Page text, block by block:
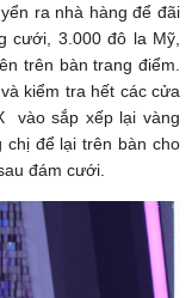
ra nhà hàng để đãi
cưới, 3.000 đô la Mỹ,
trên bàn trang điểm.
kiểm tra hết các cửa
vào sắp xếp lại vàng
chị để lại trên bàn cho
đám cưới.